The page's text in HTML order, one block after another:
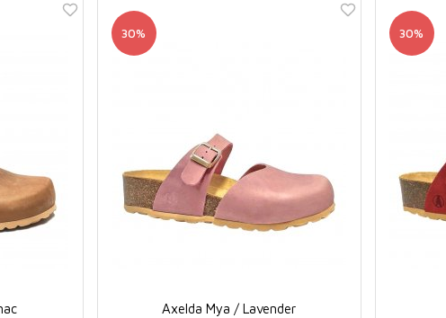
30%
Axelda Mya / Lavender
30%